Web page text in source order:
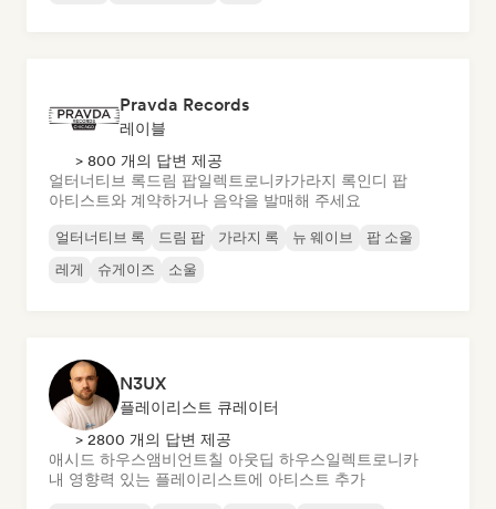
Pravda Records
레이블
> 800 개의 답변 제공
얼터너티브 록드림 팝일렉트로니카가라지 록인디 팝
아티스트와 계약하거나 음악을 발매해 주세요
얼터너티브 록 드림 팝 가라지 록 뉴 웨이브
팝 소울
레게
슈게이즈 소울
N3UX
플레이리스트 큐레이터
> 2800 개의 답변 제공
애시드 하우스앰비언트칠 아웃딥 하우스일렉트로니카
내 영향력 있는 플레이리스트에 아티스트 추가